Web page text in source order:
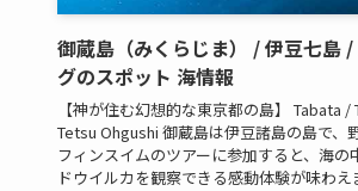
御蔵島（みくらじま） / 伊豆七島
グのスポット 海情報
【神が住む幻想的な東京都の島】 Tabata
Tetsu Ohgushi 御蔵島は伊豆諸島の島で、
フィンスイムのツアーに参加すると、海
ドウイルカを観察できる感動体験が味わえ